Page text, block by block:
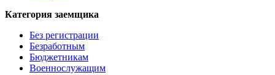
Категория заемщика
Без регистрации
Безработным
Бюджетникам
Военнослужащим